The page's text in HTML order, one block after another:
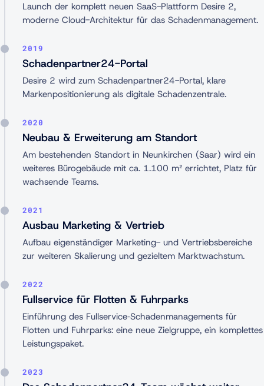
Launch der komplett neuen SaaS-Plattform Desire 2,
moderne Cloud-Architektur für das Schadenmanagement.
2019
Schadenpartner24-Portal
Desire 2 wird zum Schadenpartner24-Portal, klare
Markenpositionierung als digitale Schadenzentrale.
2020
Neubau & Erweiterung am Standort
Am bestehenden Standort in Neunkirchen (Saar) wird ein
weiteres Bürogebäude mit ca. 1.100 m² errichtet, Platz für
wachsende Teams.
2021
Ausbau Marketing & Vertrieb
Aufbau eigenständiger Marketing- und Vertriebsbereiche
zur weiteren Skalierung und gezieltem Marktwachstum.
2022
Fullservice für Flotten & Fuhrparks
Einführung des Fullservice‑Schadenmanagements für
Flotten und Fuhrparks: eine neue Zielgruppe, ein komplettes
Leistungspaket.
2023